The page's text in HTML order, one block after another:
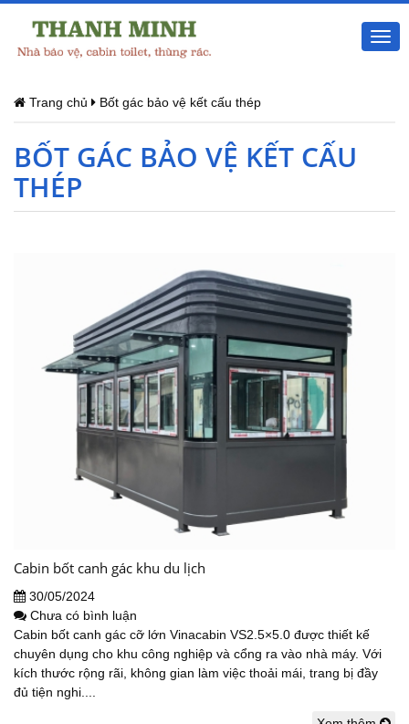
Trang chủ Bốt gác bảo vệ kết cấu thép
BỐT GÁC BẢO VỆ KẾT CẤU
THÉP
Cabin bốt canh gác khu du lịch
30/05/2024
Chưa có bình luận
Cabin bốt canh gác cỡ lớn Vinacabin VS2.5×5.0 được thiết kế
chuyên dụng cho khu công nghiệp và cổng ra vào nhà máy. Với
kích thước rộng rãi, không gian làm việc thoải mái, trang bị đầy
đủ tiện nghi....